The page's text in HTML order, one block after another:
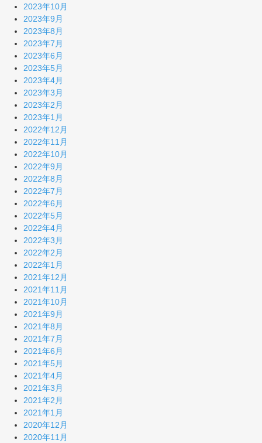
2023年10月
2023年9月
2023年8月
2023年7月
2023年6月
2023年5月
2023年4月
2023年3月
2023年2月
2023年1月
2022年12月
2022年11月
2022年10月
2022年9月
2022年8月
2022年7月
2022年6月
2022年5月
2022年4月
2022年3月
2022年2月
2022年1月
2021年12月
2021年11月
2021年10月
2021年9月
2021年8月
2021年7月
2021年6月
2021年5月
2021年4月
2021年3月
2021年2月
2021年1月
2020年12月
2020年11月